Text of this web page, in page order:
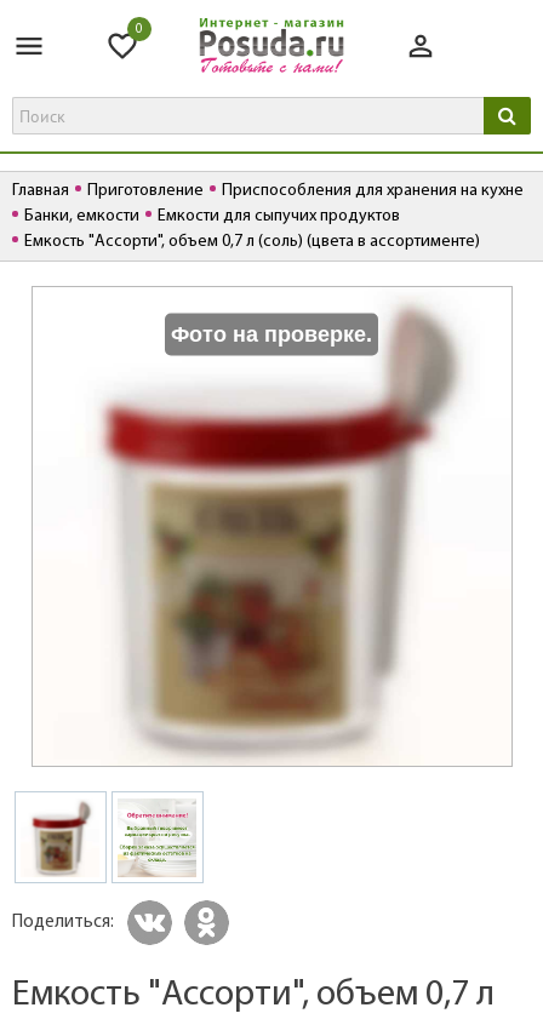
0
Главная Приготовление
Приспособления для хранения на кухне
Банки, емкости
Емкости для сыпучих продуктов
Емкость "Ассорти", объем 0,7 л (соль) (цвета в ассортименте)
Фото на проверке.
Поделиться:
Емкость "Ассорти", объем 0,7 л